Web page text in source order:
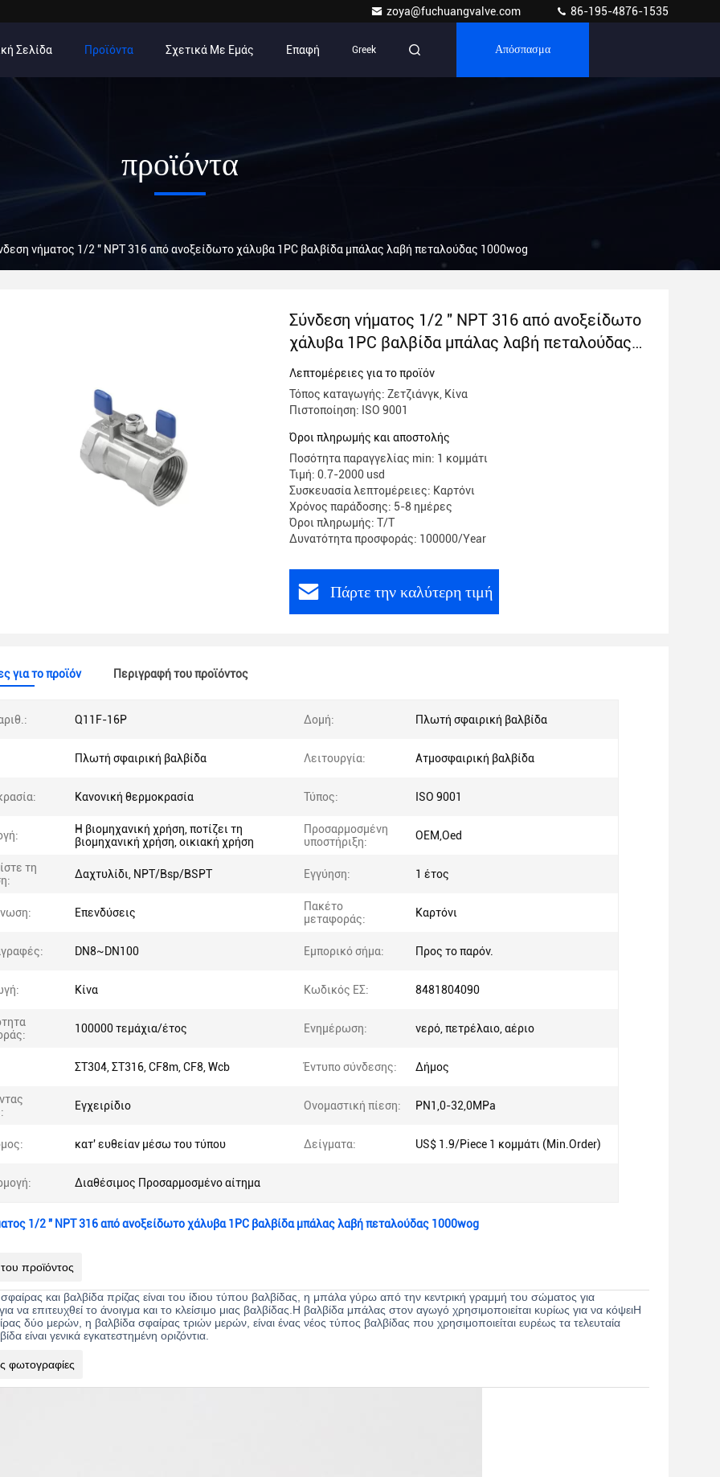
zoya@fuchuangvalve.com 86-195-4876-1535
Σελίδα Προϊόντα Σχετικά Με Εμάς Επαφή Greek Απόσπασμα
προϊόντα
νήματος 1/2 " NPT 316 από ανοξείδωτο χάλυβα 1PC βαλβίδα μπάλας λαβή πεταλούδας 1000wog
Σύνδεση νήματος 1/2 " NPT 316 από ανοξείδωτο
χάλυβα 1PC βαλβίδα μπάλας λαβή πεταλούδας
1000wog
Λεπτομέρειες για το προϊόν
Τόπος καταγωγής: Ζετζιάνγκ, Κίνα
Πιστοποίηση: ISO 9001
Όροι πληρωμής και αποστολής
Ποσότητα παραγγελίας min: 1 κομμάτι
Τιμή: 0.7-2000 usd
Συσκευασία λεπτομέρειες: Καρτόνι
Χρόνος παράδοσης: 5-8 ημέρες
Όροι πληρωμής: Τ/Τ
Δυνατότητα προσφοράς: 100000/Year
Πάρτε την καλύτερη τιμή
για το προϊόν Περιγραφή του προϊόντος
Q11F-16P Δομή: Πλωτή σφαιρική βαλβίδα
Πλωτή σφαιρική βαλβίδα Λειτουργία: Ατμοσφαιρική βαλβίδα
Κανονική θερμοκρασία Τύπος: ISO 9001
Η βιομηχανική χρήση, ποτίζει τη
βιομηχανική χρήση, οικιακή χρήση
Προσαρμοσμένη
υποστήριξη:
OEM,Oed
τη
Δαχτυλίδι, NPT/Bsp/BSPT Εγγύηση: 1 έτος
Επενδύσεις
Πακέτο
μεταφοράς:
Καρτόνι
DN8~DN100 Εμπορικό σήμα: Προς το παρόν.
Κίνα Κωδικός ΕΣ: 8481804090
100000 τεμάχια/έτος Ενημέρωση: νερό, πετρέλαιο, αέριο
ΣΤ304, ΣΤ316, CF8m, CF8, Wcb Έντυπο σύνδεσης: Δήμος
Εγχειρίδιο Ονομαστική πίεση: PN1,0-32,0MPa
κατ' ευθείαν μέσω του τύπου Δείγματα: US$ 1.9/Piece 1 κομμάτι (Min.Order)
Διαθέσιμος Προσαρμοσμένο αίτημα
1/2 " NPT 316 από ανοξείδωτο χάλυβα 1PC βαλβίδα μπάλας λαβή πεταλούδας 1000wog
προϊόντος
και βαλβίδα πρίζας είναι του ίδιου τύπου βαλβίδας, η μπάλα γύρω από την κεντρική γραμμή του σώματος για
να επιτευχθεί το άνοιγμα και το κλείσιμο μιας βαλβίδας.Η βαλβίδα μπάλας στον αγωγό χρησιμοποιείται κυρίως για να κόψειΗ
δύο μερών, η βαλβίδα σφαίρας τριών μερών, είναι ένας νέος τύπος βαλβίδας που χρησιμοποιείται ευρέως τα τελευταία
είναι γενικά εγκατεστημένη οριζόντια.
φωτογραφίες